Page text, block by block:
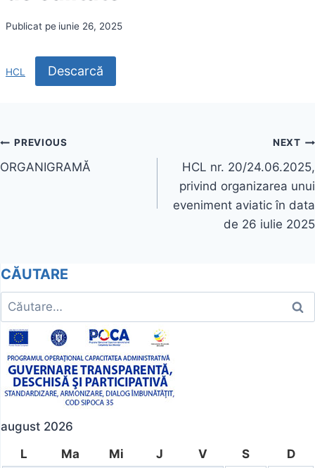
Publicat pe iunie 26, 2025
HCL Descarcă
Navigare
în
PREVIOUS
ORGANIGRAMĂ
NEXT
HCL nr. 20/24.06.2025,
privind organizarea unui
eveniment aviatic în data
de 26 iulie 2025
CĂUTARE
Caută
după:
august 2026
L
Ma Mi J V S D